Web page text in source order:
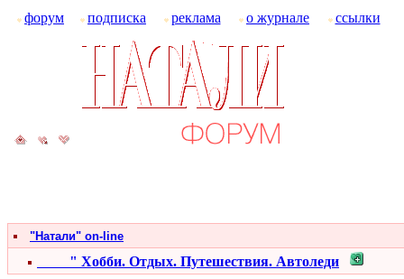
форум подписка реклама о журнале ссылки
"Натали" on-line
" Хобби. Отдых. Путешествия. Автоледи